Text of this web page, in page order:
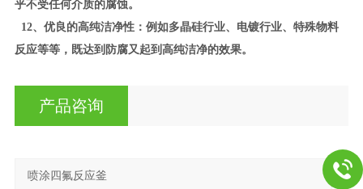
乎不受任何介质的腐蚀。
12、优良的高纯洁净性：例如多晶硅行业、电镀行业、特殊物料
反应等等，既达到防腐又起到高纯洁净的效果。
产品咨询